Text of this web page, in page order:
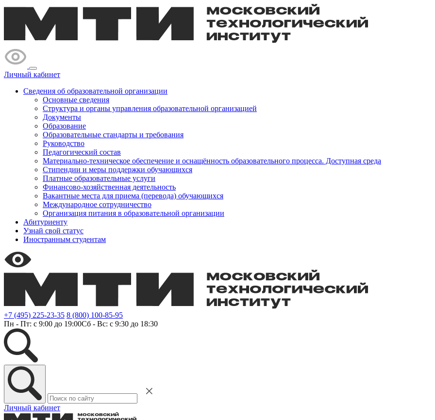
Личный кабинет
Сведения об образовательной организации
Основные сведения
Структура и органы управления образовательной организацией
Документы
Образование
Образовательные стандарты и требования
Руководство
Педагогический состав
Материально-техническое обеспечение и оснащённость образовательного процесса. Доступная среда
Стипендии и меры поддержки обучающихся
Платные образовательные услуги
Финансово-хозяйственная деятельность
Вакантные места для приема (перевода) обучающихся
Международное сотрудничество
Организация питания в образовательной организации
Абитуриенту
Узнай свой статус
Иностранным студентам
+7 (495) 225-23-35 8 (800) 100-85-95
Пн - Пт: с 9:00 до 19:00Сб - Вс: с 9:30 до 18:30
Личный кабинет